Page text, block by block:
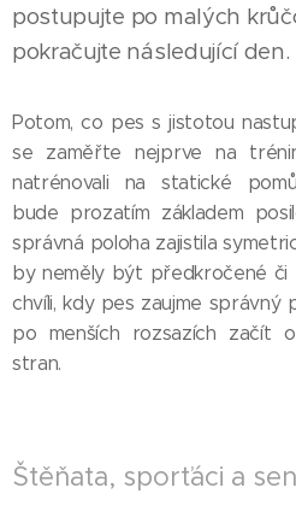
postupujte po malých
pokračujte následující den.
Potom, co pes s jistotou
se zaměřte nejprve na
natrénovali na statické
bude prozatím základem
správná poloha zajistila
by neměly být předkročené
chvíli, kdy pes zaujme správný
po menších rozsazích začít
stran.
Štěňata, sporťáci a